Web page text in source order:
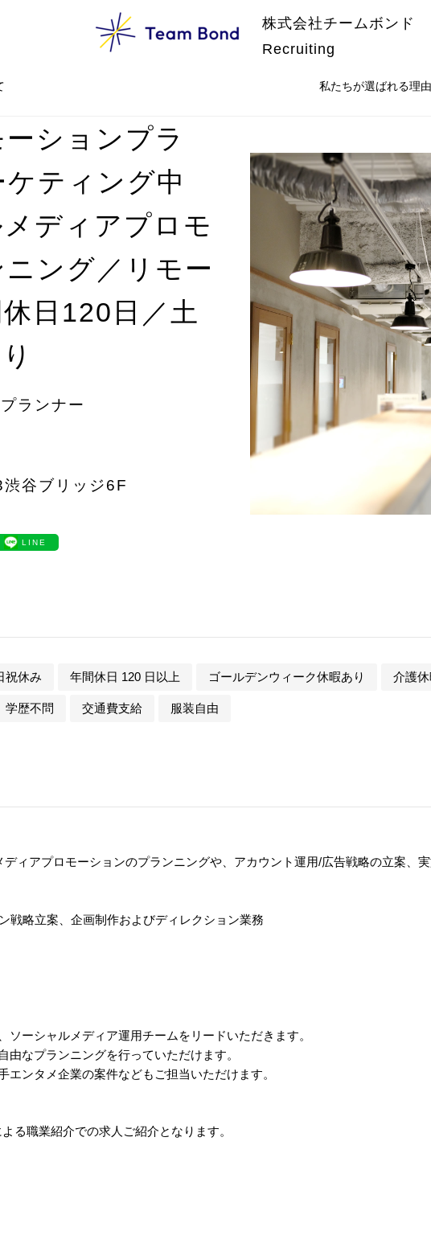
株式会社チームボンド
Recruiting
私たちが選ばれる理由
ーションプラ
ティング中
ディアプロモ
ング／リモー
日120日／土
ランナー
谷ブリッジ6F
LINE
祝休み 年間休日 120 日以上 ゴールデンウィーク休暇あり 介護休
学歴不問 交通費支給 服装自由
ィアプロモーションのプランニングや、アカウント運用/広告戦略の立案、実
戦略立案、企画制作およびディレクション業務
ーシャルメディア運用チームをリードいただきます。
なプランニングを行っていただけます。
ンタメ企業の案件などもご担当いただけます。
る職業紹介での求人ご紹介となります。